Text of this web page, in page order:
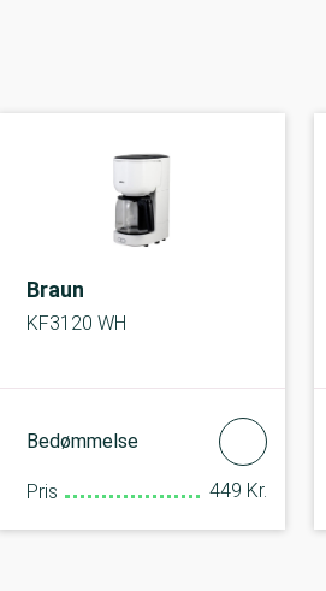
Braun
KF3120 WH
Bedømmelse
Pris 449 Kr.